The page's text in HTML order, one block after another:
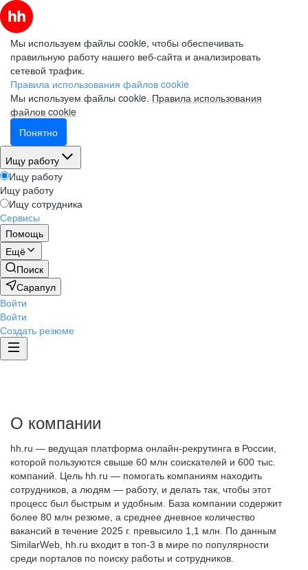
Мы используем файлы cookie, чтобы обеспечивать
правильную работу нашего веб-сайта и анализировать
сетевой трафик.
Правила использования файлов cookie
Мы используем файлы cookie. Правила использования
файлов cookie
Понятно
Ищу работу
Ищу работу
Ищу работу
Ищу сотрудника
Сервисы
Помощь
Ещё
Поиск
Сарапул
Войти
Войти
Создать резюме
О компании
hh.ru — ведущая платформа онлайн-рекрутинга в России,
которой пользуются свыше 60 млн соискателей и 600 тыс.
компаний. Цель hh.ru — помогать компаниям находить
сотрудников, а людям — работу, и делать так, чтобы этот
процесс был быстрым и удобным. База компании содержит
более 80 млн резюме, а среднее дневное количество
вакансий в течение 2025 г. превысило 1,1 млн. По данным
SimilarWeb, hh.ru входит в топ-3 в мире по популярности
среди порталов по поиску работы и сотрудников.